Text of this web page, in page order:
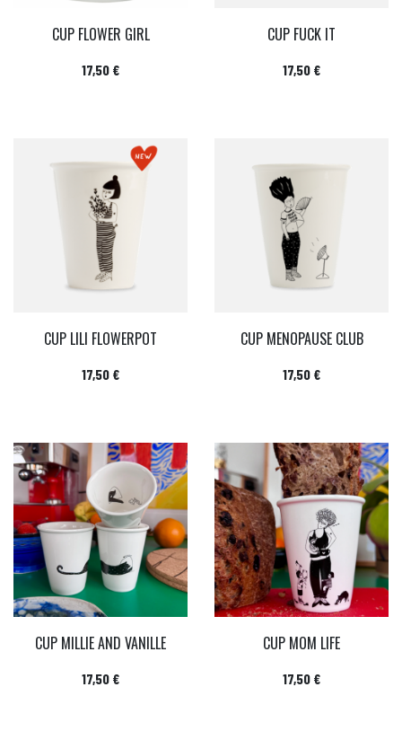
CUP FLOWER GIRL
Prix
17,50 €
CUP FUCK IT
Prix
17,50 €
CUP LILI FLOWERPOT
Prix
17,50 €
CUP MENOPAUSE CLUB
Prix
17,50 €
CUP MILLIE AND VANILLE
Prix
17,50 €
CUP MOM LIFE
Prix
17,50 €